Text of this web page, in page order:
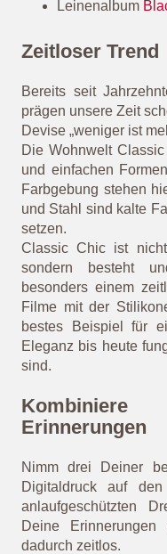
Leinenalbum
Zeitloser Trend
Bereits seit
prägen unsere Zeit
Devise „weniger ist
Die Wohnwelt
und einfachen
Farbgebung stehen
und Stahl sind kalte
setzen.
Classic Chic ist
sondern besteht
besonders einem
Filme mit der
bestes Beispiel für
Eleganz bis heute
sind.
Erinnerungen
Nimm drei Deiner
Digitaldruck auf
anlaufgeschützten
Deine
dadurch zeitlos.